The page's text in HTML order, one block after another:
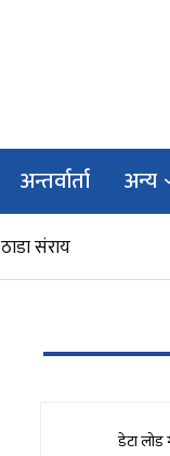
अन्तर्वार्ता अन्य
ठाडा संराय
डेटा लोड